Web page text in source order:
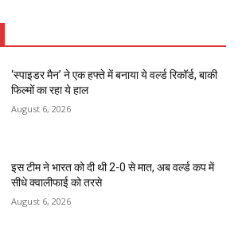
‘स्पाइडर मैन’ ने एक हफ्ते में बनाया ये वर्ल्ड रिकॉर्ड, बाकी
फिल्मों का रहा ये हाल
August 6, 2026
इस टीम ने भारत को दी थी 2-0 से मात, अब वर्ल्ड कप में
सीधे क्वालीफाई को तरसे
August 6, 2026